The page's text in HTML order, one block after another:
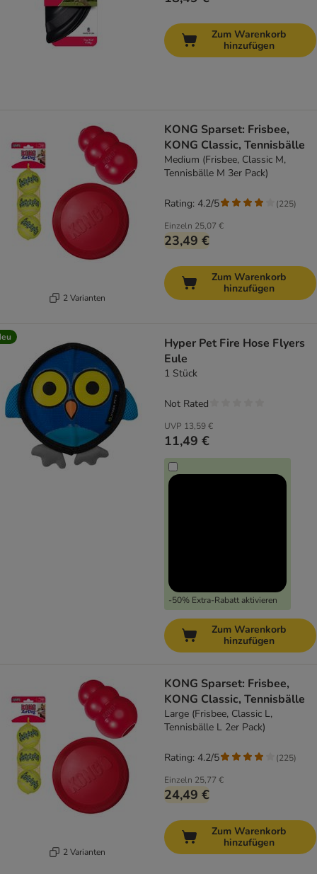
Zum Warenkorb
hinzufügen
2 Varianten
KONG Sparset: Frisbee,
KONG Classic, Tennisbälle
Medium (Frisbee, Classic M,
Tennisbälle M 3er Pack)
Einzeln 25,07 €
23,49 €
Rating: 4.2/5 (225)
Zum Warenkorb
hinzufügen
Hyper Pet Fire Hose Flyers
Eule
1 Stück
UVP 13,59 €
11,49 €
-50% Extra-Rabatt aktivieren
Not Rated
Zum Warenkorb
hinzufügen
2 Varianten
KONG Sparset: Frisbee,
KONG Classic, Tennisbälle
Large (Frisbee, Classic L,
Tennisbälle L 2er Pack)
Einzeln 25,77 €
24,49 €
Rating: 4.2/5 (225)
Zum Warenkorb
hinzufügen